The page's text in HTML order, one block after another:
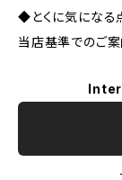
◆とくに気になる
当店基準でのご案